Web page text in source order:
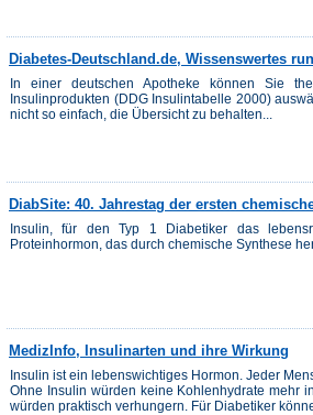
Diabetes-Deutschland.de, Wissenswertes
In einer deutschen Apotheke können Sie
Insulinprodukten (DDG Insulintabelle 2000)
nicht so einfach, die Übersicht zu behalten...
DiabSite: 40. Jahrestag der ersten
Insulin, für den Typ 1 Diabetiker das
Proteinhormon, das durch chemische Synthese
MedizInfo, Insulinarten und ihre Wirkung
Insulin ist ein lebenswichtiges Hormon. Jeder
Ohne Insulin würden keine Kohlenhydrate mehr
würden praktisch verhungern. Für Diabetiker